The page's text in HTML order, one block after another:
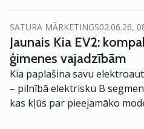
likmju pieaugumu. Tas
cenās, kuras ir strauji
paskaidrot, kāpēc tas tā ir.
SATURA MĀRKETINGS02.06.26,
Jaunais Kia EV2:
ģimenes vajadzībām
Kia paplašina savu
– pilnībā elektrisku B
kas kļūs par pieejamāko